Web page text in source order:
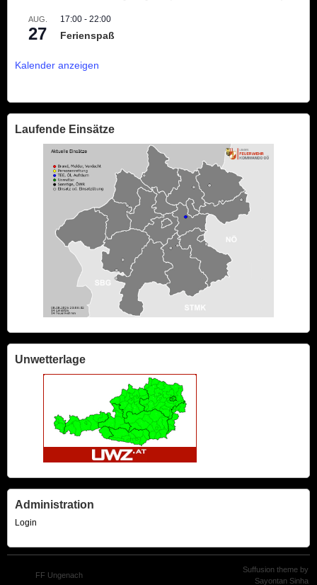
AUG.
27
17:00 - 22:00
Ferienspaß
Kalender anzeigen
Laufende Einsätze
Unwetterlage
Administration
Login
FF Ungenach
Suffusion theme by
Sayontan Sinha